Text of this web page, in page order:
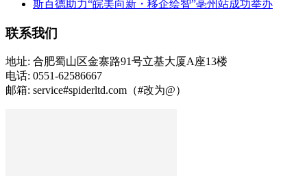
斯百德助力“皖美向新・移企绘智”亳州站成功举办
联系我们
地址: 合肥蜀山区金寨路91号立基大厦A座13楼
电话: 0551-62586667
邮箱: service#spiderltd.com（#改为@）